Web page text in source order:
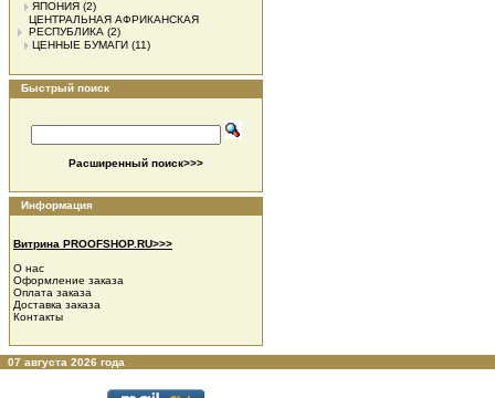
ЯПОНИЯ (2)
ЦЕНТРАЛЬНАЯ АФРИКАНСКАЯ
РЕСПУБЛИКА (2)
ЦЕННЫЕ БУМАГИ (11)
Быстрый поиск
Расширенный поиск>>>
Информация
Витрина PROOFSHOP.RU>>>
О нас
Оформление заказа
Оплата заказа
Доставка заказа
Контакты
07 августа 2026 года